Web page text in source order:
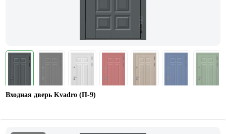
Входная дверь Kvadro (П-9)